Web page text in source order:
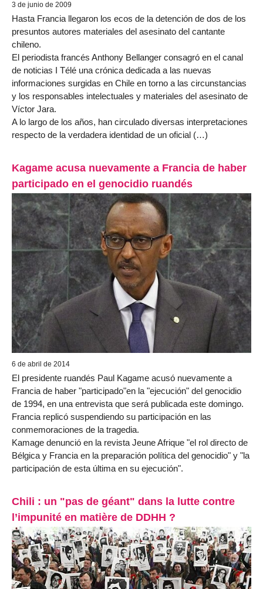
3 de junio de 2009
Hasta Francia llegaron los ecos de la detención de dos de los
presuntos autores materiales del asesinato del cantante
chileno.
El periodista francés Anthony Bellanger consagró en el canal
de noticias I Télé una crónica dedicada a las nuevas
informaciones surgidas en Chile en torno a las circunstancias
y los responsables intelectuales y materiales del asesinato de
Víctor Jara.
A lo largo de los años, han circulado diversas interpretaciones
respecto de la verdadera identidad de un oficial (…)
Kagame acusa nuevamente a Francia de haber
participado en el genocidio ruandés
6 de abril de 2014
El presidente ruandés Paul Kagame acusó nuevamente a
Francia de haber "participado"en la "ejecución" del genocidio
de 1994, en una entrevista que será publicada este domingo.
Francia replicó suspendiendo su participación en las
conmemoraciones de la tragedia.
Kamage denunció en la revista Jeune Afrique "el rol directo de
Bélgica y Francia en la preparación política del genocidio" y "la
participación de esta última en su ejecución".
Chili : un "pas de géant" dans la lutte contre
l’impunité en matière de DDHH ?